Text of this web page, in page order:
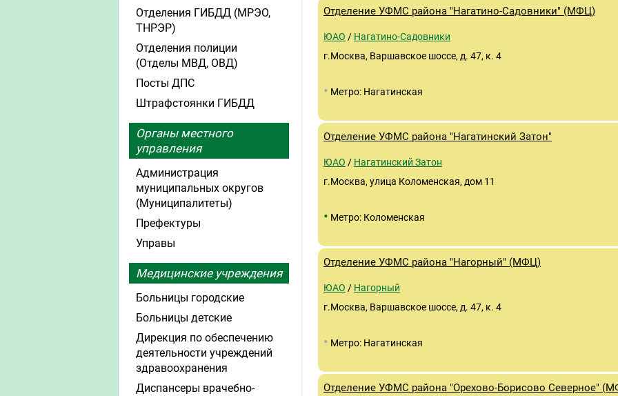
Отделение УФМС района "Нагатино-Садовники" (МФЦ)
ЮАО / Нагатино-Садовники
г.Москва, Варшавское шоссе, д. 47, к. 4
• Метро: Нагатинская
Отделение УФМС района "Нагатинский Затон"
ЮАО / Нагатинский Затон
г.Москва, улица Коломенская, дом 11
• Метро: Коломенская
Отделение УФМС района "Нагорный" (МФЦ)
ЮАО / Нагорный
г.Москва, Варшавское шоссе, д. 47, к. 4
• Метро: Нагатинская
Отделение УФМС района "Орехово-Борисово Северное"
Отделения ГИБДД (МРЭО,
ТНРЭР)
Отделения полиции
(Отделы МВД, ОВД)
Посты ДПС
Штрафстоянки ГИБДД
Органы местного
управления
Администрация
муниципальных округов
(Муниципалитеты)
Префектуры
Управы
Медицинские учреждения
Больницы городские
Больницы детские
Дирекция по обеспечению
деятельности учреждений
здравоохранения
Диспансеры врачебно-